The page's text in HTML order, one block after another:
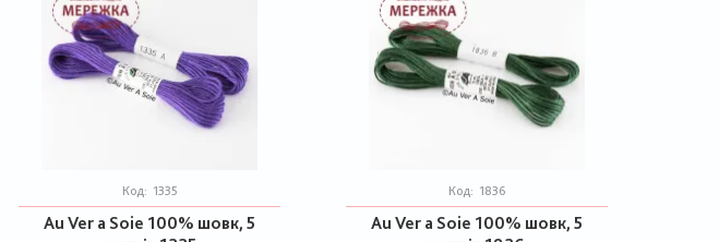
Код: 1335
Au Ver a Soie 100% шовк, 5
Код: 1836
Au Ver a Soie 100% шовк, 5